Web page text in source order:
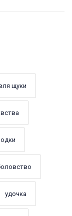
щуки
удочка